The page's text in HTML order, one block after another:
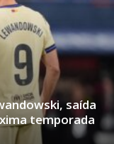
saída
temporada